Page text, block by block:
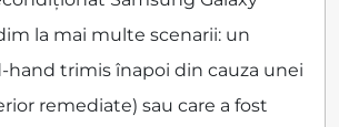
la mai multe scenarii: un
hand trimis înapoi din cauza unei
remediate) sau care a fost